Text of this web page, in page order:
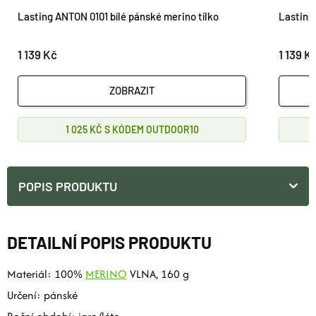
Lasting ANTON 0101 bílé pánské merino tílko
1 139 Kč
ZOBRAZIT
1 025 KČ OUTDOOR10
Lasting
1 139
POPIS PRODUKTU
DETAILNÍ POPIS PRODUKTU
Materiál: 100% MERINO VLNA, 160 g
Určení: pánské